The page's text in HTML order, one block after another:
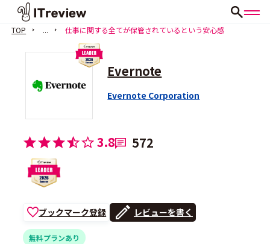
TOP ... 仕事に関する全てが保管されているという安心感
Evernote
Evernote Corporation
3.8 572
ブックマーク登録 レビューを書く
無料プランあり